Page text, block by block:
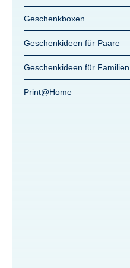
Wert 25
Geschenkboxen
Geschenkideen für Paare
Geschenkideen für Familien
Print@Home